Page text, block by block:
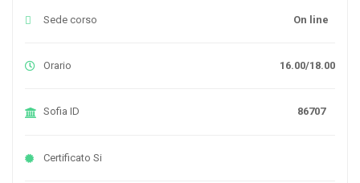
Sede corso On line
Orario 16.00/18.00
Sofia ID 86707
Certificato Si